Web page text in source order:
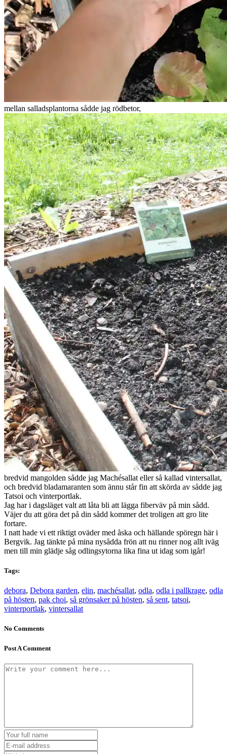
mellan salladsplantorna sådde jag rödbetor,
bredvid mangolden sådde jag Machésallat eller så kallad vintersallat,
och bredvid bladamaranten som ännu står fin att skörda av sådde jag
Tatsoi och vinterportlak.
Jag har i dagsläget valt att låta bli att lägga fiberväv på min sådd.
Väjer du att göra det på din sådd kommer det troligen att gro lite
fortare.
I natt hade vi ett riktigt oväder med åska och hällande spöregn här i
Bergvik. Jag tänkte på mina nysådda frön att nu rinner nog allt iväg
men till min glädje såg odlingsytorna lika fina ut idag som igår!
Tags:
debora, Debora garden, elin, machésallat, odla, odla i pallkrage, odla
på hösten, pak choi, så grönsaker på hösten, så sent, tatsoi,
vinterportlak, vintersallat
No Comments
Post A Comment